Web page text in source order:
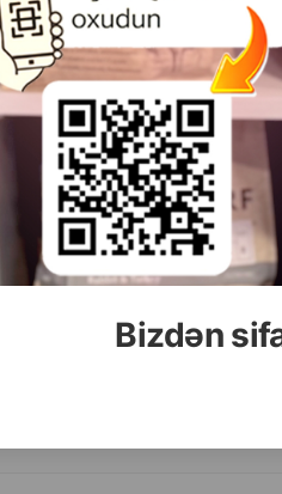
Bizdən
( Rəylər)
Çəki
1 ədəd
15.00